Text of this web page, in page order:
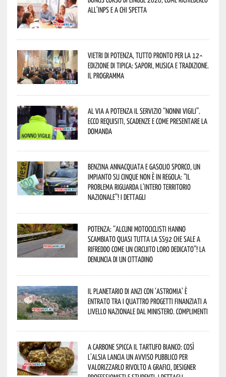
all’INPS e a chi spetta
Vietri di Potenza, tutto pronto per la 12^
Edizione di Tipica: sapori, musica e tradizione.
Il programma
Al via a Potenza il servizio “Nonni Vigili”.
Ecco requisiti, scadenze e come presentare la
domanda
Benzina annacquata e gasolio sporco, un
impianto su cinque non è in regola: “il
problema riguarda l’intero territorio
Nazionale”! I dettagli
Potenza: “alcuni motociclisti hanno
scambiato quasi tutta la SS92 che sale a
Rifreddo come un circuito loro dedicato”! La
denuncia di un cittadino
Il Planetario di Anzi con ‘Astromia’ è
entrato tra i quattro progetti finanziati a
livello nazionale dal Ministero. Complimenti
A Carbone spicca il tartufo bianco: così
l’Alsia lancia un avviso pubblico per
valorizzarlo rivolto a grafici, designer